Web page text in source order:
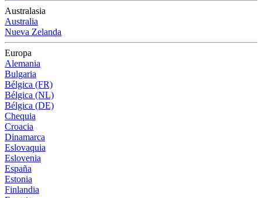
Australasia
Australia
Nueva Zelanda
Europa
Alemania
Bulgaria
Bélgica (FR)
Bélgica (NL)
Bélgica (DE)
Chequia
Croacia
Dinamarca
Eslovaquia
Eslovenia
España
Estonia
Finlandia